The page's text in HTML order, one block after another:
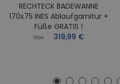
RECHTECK BADEWANNE
170x75 INES Ablaufgarnitur +
Füße GRATIS !
Von 319,99 €